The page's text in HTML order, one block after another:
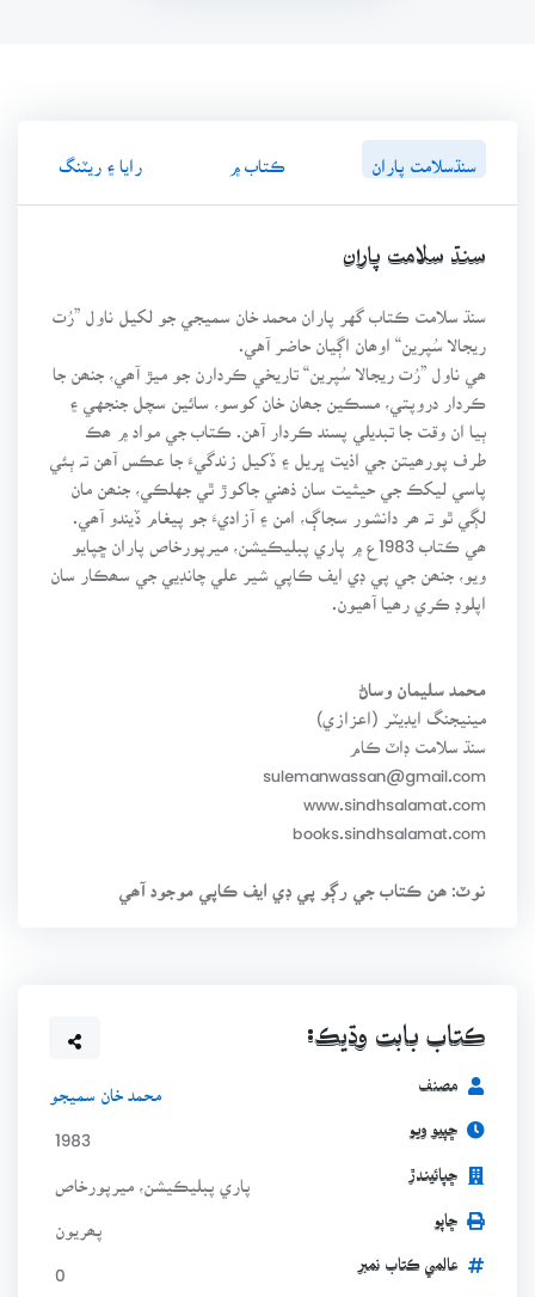
سنڌسلامت پاران ڪتاب ۾ رايا ۽ ريٽنگ
سنڌ سلامت پاران
سنڌ سلامت ڪتاب گهر پاران محمد خان سميجي جو لکيل ناول ”رُت
ريجالا سُپرين“ اوھان اڳيان حاضر آهي.
ھي ناول ”رُت ريجالا سُپرين“ تاريخي ڪردارن جو ميڙ آھي، جنھن جا
ڪردار دروپتي، مسڪين جھان خان کوسو، سائين سچل جنجهي ۽
ٻيا ان وقت جا تبديلي پسند ڪردار آهن. ڪتاب جي مواد ۾ ھڪ
طرف پورھيتن جي اذيت ڀريل ۽ ڏکيل زندگيءَ جا عڪس آھن تہ ٻئي
پاسي ليکڪ جي حيثيت سان ذھني جاکوڙ ٿي جهلڪي، جنھن مان
لڳي ٿو تہ ھر دانشور سجاڳ، امن ۽ آزاديءَ جو پيغام ڏيندو آھي.
ھي ڪتاب 1983ع ۾ پاري پبليڪيشن، ميرپورخاص پاران ڇپايو
ويو، جنھن جي پي ڊي ايف ڪاپي شير علي چانڊيي جي سھڪار سان
اپلوڊ ڪري رھيا آھيون.
محمد سليمان وساڻ
مينيجنگ ايڊيٽر (اعزازي)
سنڌ سلامت ڊاٽ ڪام
sulemanwassan@gmail.com
نوٽ: ھن ڪتاب جي رڳو پي ڊي ايف ڪاپي موجود آھي
ڪتاب بابت وڌيڪ:
مصنف محمد خان سميجو
ڇپيو ويو 1983
ڇپائيندڙ پاري پبليڪيشن، ميرپورخاص
ڇاپو
عالمي ڪتاب نمبر